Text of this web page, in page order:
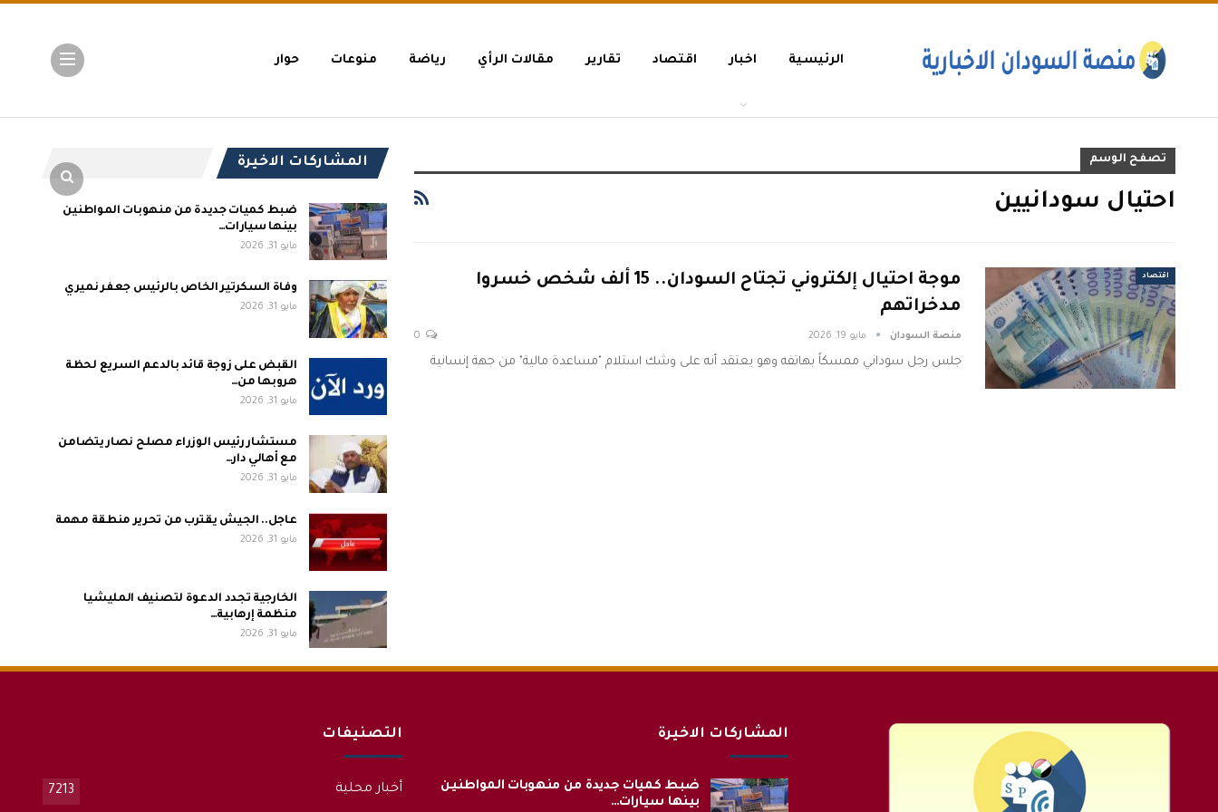
الرئيسية اخبار اقتصاد تقارير مقالات الرأي رياضة منوعات حوار
تصفح الوسم
احتيال سودانيين
اقتصاد
موجة احتيال إلكتروني تجتاح السودان.. 15 ألف شخص خسروا
مدخراتهم
منصة السودان مايو 19, 2026
جلس رجل سوداني ممسكاً بهاتفه وهو يعتقد أنه على وشك استلام "مساعدة مالية" من جهة إنسانية
المشاركات الاخيرة
ضبط كميات جديدة من منهوبات المواطنين
بينها سيارات…
مايو 31, 2026
وفاة السكرتير الخاص بالرئيس جعفر نميري
مايو 31, 2026
القبض على زوجة قائد بالدعم السريع لحظة
هروبها من…
مايو 31, 2026
مستشار رئيس الوزراء مصلح نصار يتضامن
مع أهالي دار…
مايو 31, 2026
عاجل.. الجيش يقترب من تحرير منطقة مهمة
مايو 31, 2026
الخارجية تجدد الدعوة لتصنيف المليشيا
منظمة إرهابية…
مايو 31, 2026
المشاركات الاخيرة
ضبط كميات جديدة من منهوبات المواطنين
بينها سيارات…
التصنيفات
أخبار محلية 7213